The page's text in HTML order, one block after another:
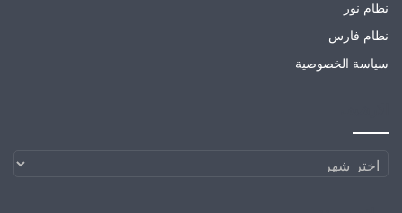
نظام نور
نظام فارس
سياسة الخصوصية
الارشيف